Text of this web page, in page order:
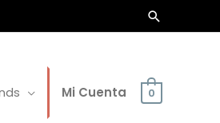
Buscar
Mi Cuenta 0